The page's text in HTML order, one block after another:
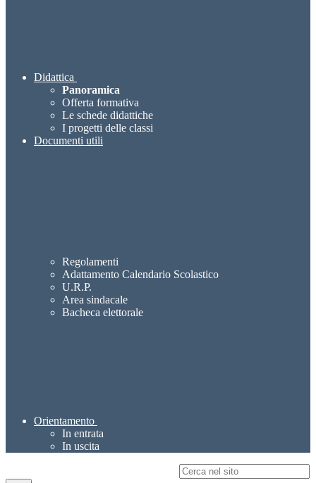
Didattica
Panoramica
Offerta formativa
Le schede didattiche
I progetti delle classi
Documenti utili
Regolamenti
Adattamento Calendario Scolastico
U.R.P.
Area sindacale
Bacheca elettorale
Orientamento
In entrata
In uscita